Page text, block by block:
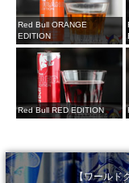
Red Bull ORANGE
EDITION
Red Bull RED EDITION
【ワールド